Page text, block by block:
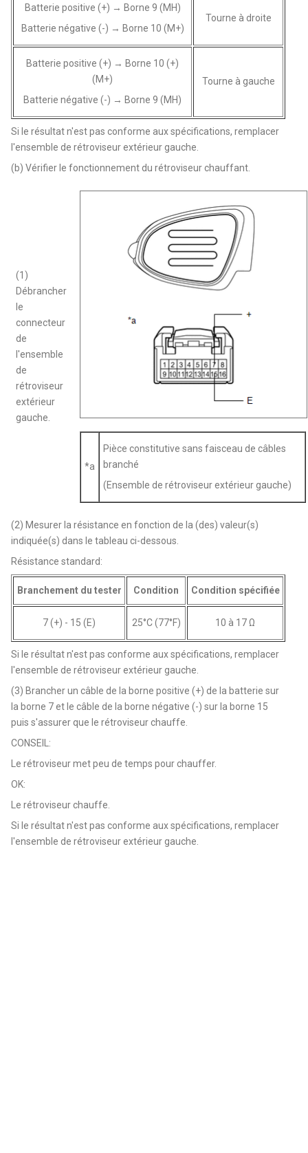
Batterie positive (+) → Borne 9 (MH)
Batterie négative (-) → Borne 10 (M+)
Tourne à droite
Batterie positive (+) → Borne 10 (+)
(M+)
Batterie négative (-) → Borne 9 (MH)
Tourne à gauche
Si le résultat n'est pas conforme aux spécifications, remplacer
l'ensemble de rétroviseur extérieur gauche.
(b) Vérifier le fonctionnement du rétroviseur chauffant.
(1)
Débrancher
le
connecteur
de
l'ensemble
de
rétroviseur
extérieur
gauche.
*a
Pièce constitutive sans faisceau de câbles
branché
(Ensemble de rétroviseur extérieur gauche)
(2) Mesurer la résistance en fonction de la (des) valeur(s)
indiquée(s) dans le tableau ci-dessous.
Résistance standard:
Branchement du tester Condition Condition spécifiée
7 (+) - 15 (E) 25°C (77°F) 10 à 17 Ω
Si le résultat n'est pas conforme aux spécifications, remplacer
l'ensemble de rétroviseur extérieur gauche.
(3) Brancher un câble de la borne positive (+) de la batterie sur
la borne 7 et le câble de la borne négative (-) sur la borne 15
puis s'assurer que le rétroviseur chauffe.
CONSEIL:
Le rétroviseur met peu de temps pour chauffer.
OK:
Le rétroviseur chauffe.
Si le résultat n'est pas conforme aux spécifications, remplacer
l'ensemble de rétroviseur extérieur gauche.